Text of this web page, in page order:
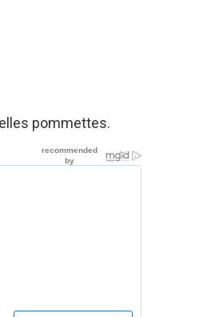
pommettes.